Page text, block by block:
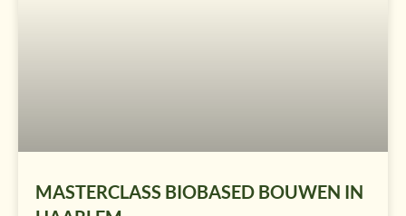
MASTERCLASS BIOBASED BOUWEN IN